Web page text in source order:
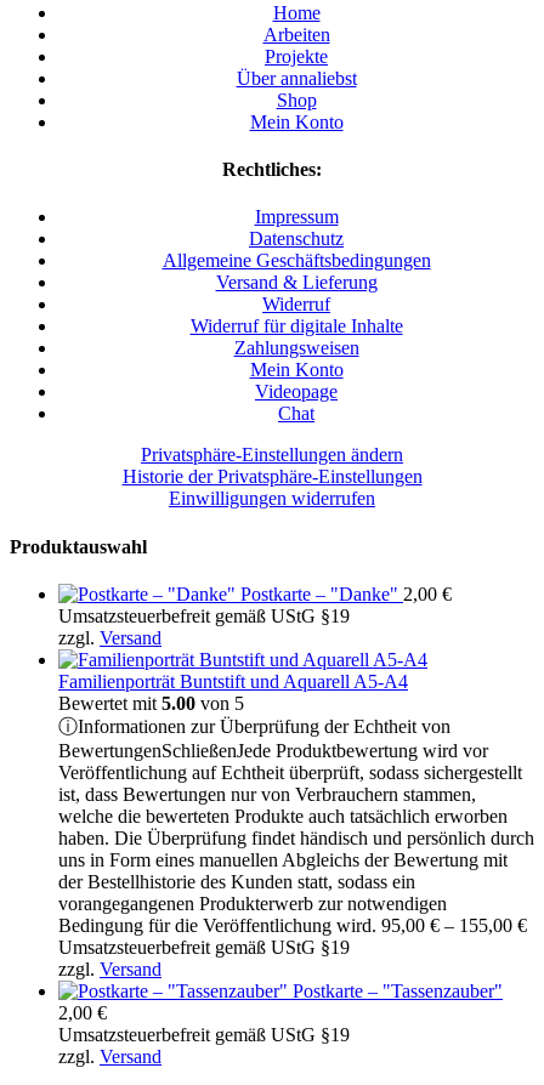
Home
Arbeiten
Projekte
Über annaliebst
Shop
Mein Konto
Rechtliches:
Impressum
Datenschutz
Allgemeine Geschäftsbedingungen
Versand & Lieferung
Widerruf
Widerruf für digitale Inhalte
Zahlungsweisen
Mein Konto
Videopage
Chat
Privatsphäre-Einstellungen ändern
Historie der Privatsphäre-Einstellungen
Einwilligungen widerrufen
Produktauswahl
Postkarte – "Danke" 2,00 €
Umsatzsteuerbefreit gemäß UStG §19
zzgl. Versand
Familienporträt Buntstift und Aquarell A5-A4
Bewertet mit 5.00 von 5
ⓘInformationen zur Überprüfung der Echtheit von
BewertungenSchließenJede Produktbewertung wird vor
Veröffentlichung auf Echtheit überprüft, sodass sichergestellt
ist, dass Bewertungen nur von Verbrauchern stammen,
welche die bewerteten Produkte auch tatsächlich erworben
haben. Die Überprüfung findet händisch und persönlich durch
uns in Form eines manuellen Abgleichs der Bewertung mit
der Bestellhistorie des Kunden statt, sodass ein
vorangegangenen Produkterwerb zur notwendigen
Bedingung für die Veröffentlichung wird. 95,00 € – 155,00 €
Umsatzsteuerbefreit gemäß UStG §19
zzgl. Versand
Postkarte – "Tassenzauber"
2,00 €
Umsatzsteuerbefreit gemäß UStG §19
zzgl. Versand